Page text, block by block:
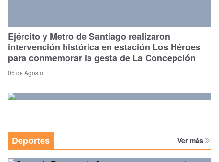
Ejército y Metro de Santiago realizaron
intervención histórica en estación Los Héroes
para conmemorar la gesta de La Concepción
05 de Agosto
Deportes Ver más